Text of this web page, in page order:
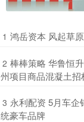
1 鸿岳资本 风起草
2 棒棒策略 华鲁恒
州项目商品混凝土
3 永利配资 5月车
统豪车品牌